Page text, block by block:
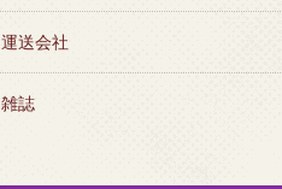
運送会社
雑誌